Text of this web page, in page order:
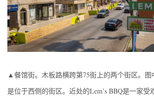
▲餐馆街。木板路横跨第75街上的两个街区。图
是位于西侧的街区。近处的Lem’s BBQ是一家受